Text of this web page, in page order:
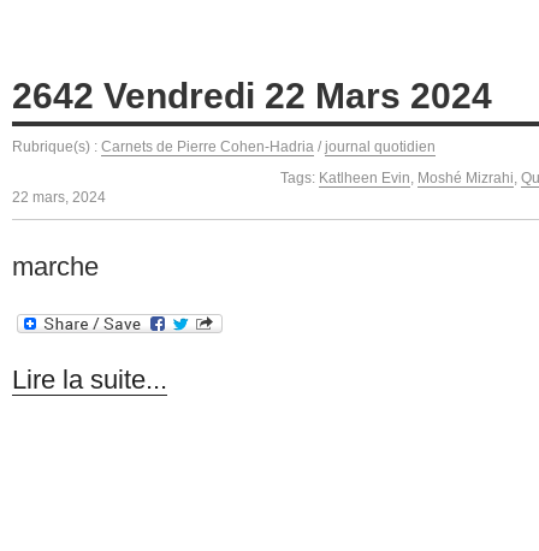
2642 Vendredi 22 Mars 2024
Rubrique(s) : Carnets de Pierre Cohen-Hadria / journal quotidien
Tags: Katlheen Evin Moshé Mizrahi
22 mars, 2024
marche
Lire la suite...